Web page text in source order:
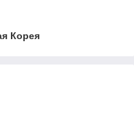
Корея